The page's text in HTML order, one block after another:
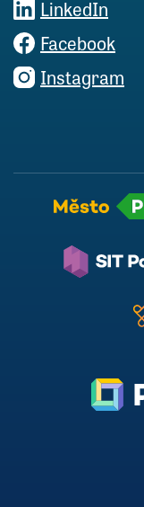
LinkedIn
Facebook
Instagram